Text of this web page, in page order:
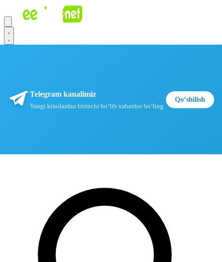
Telegram kanalimiz
Yangi kinolardan birinchi boʻlib xabardor boʻling
Qoʻshilish